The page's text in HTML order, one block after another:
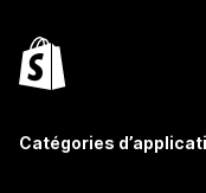
Catégories